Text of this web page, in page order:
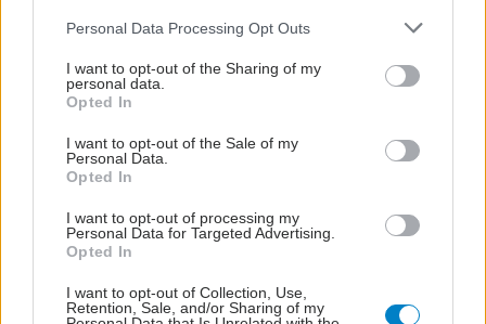
Please note that this website/app uses one or more Google
not limited to your visit or usage behaviour. You may click to
grant or deny consent to Google and its third-party tags to
use your data for below specified purposes in below Google
consent section.
Personal Data Processing Opt Outs
I want to opt-out of the Sharing of my
personal data.
Opted In
I want to opt-out of the Sale of my
Personal Data.
Opted In
I want to opt-out of processing my
Personal Data for Targeted Advertising.
Opted In
I want to opt-out of Collection, Use,
Retention, Sale, and/or Sharing of my